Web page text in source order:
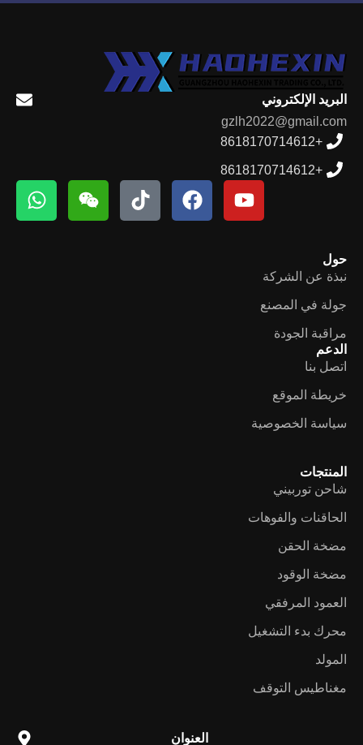
البريد الإلكتروني
gzlh2022@gmail.com
+8618170714612
+8618170714612
حول
نبذة عن الشركة
جولة في المصنع
مراقبة الجودة
الدعم
اتصل بنا
خريطة الموقع
سياسة الخصوصية
المنتجات
شاحن توربيني
الحاقنات والفوهات
مضخة الحقن
مضخة الوقود
العمود المرفقي
محرك بدء التشغيل
المولد
مغناطيس التوقف
العنوان